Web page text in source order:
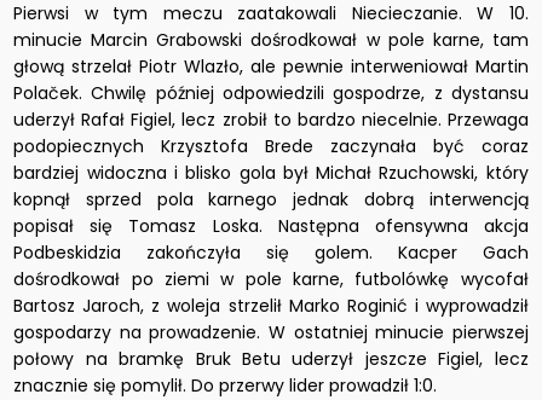
Pierwsi w tym meczu zaatakowali Niecieczanie. W 10.
minucie Marcin Grabowski dośrodkował w pole karne, tam
głową strzelał Piotr Wlazło, ale pewnie interweniował Martin
Polaček. Chwilę później odpowiedzili gospodrze, z dystansu
uderzył Rafał Figiel, lecz zrobił to bardzo niecelnie. Przewaga
podopiecznych Krzysztofa Brede zaczynała być coraz
bardziej widoczna i blisko gola był Michał Rzuchowski, który
kopnął sprzed pola karnego jednak dobrą interwencją
popisał się Tomasz Loska. Następna ofensywna akcja
Podbeskidzia zakończyła się golem. Kacper Gach
dośrodkował po ziemi w pole karne, futbolówkę wycofał
Bartosz Jaroch, z woleja strzelił Marko Roginić i wyprowadził
gospodarzy na prowadzenie. W ostatniej minucie pierwszej
połowy na bramkę Bruk Betu uderzył jeszcze Figiel, lecz
znacznie się pomylił. Do przerwy lider prowadził 1:0.